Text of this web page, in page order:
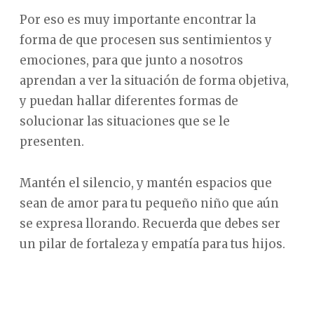
Por eso es muy importante encontrar la
forma de que procesen sus sentimientos y
emociones, para que junto a nosotros
aprendan a ver la situación de forma objetiva,
y puedan hallar diferentes formas de
solucionar las situaciones que se le
presenten.
Mantén el silencio, y mantén espacios que
sean de amor para tu pequeño niño que aún
se expresa llorando. Recuerda que debes ser
un pilar de fortaleza y empatía para tus hijos.